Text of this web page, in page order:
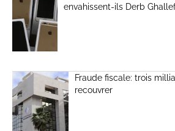
envahissent-ils Derb
Fraude fiscale: trois
recouvrer